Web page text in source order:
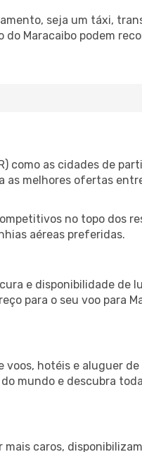
seja um táxi,
Maracaibo podem
como as cidades de
as melhores ofertas
no topo dos
aéreas preferidas.
e disponibilidade de
para o seu voo para
voos, hotéis e aluguer
mundo e descubra
caros,